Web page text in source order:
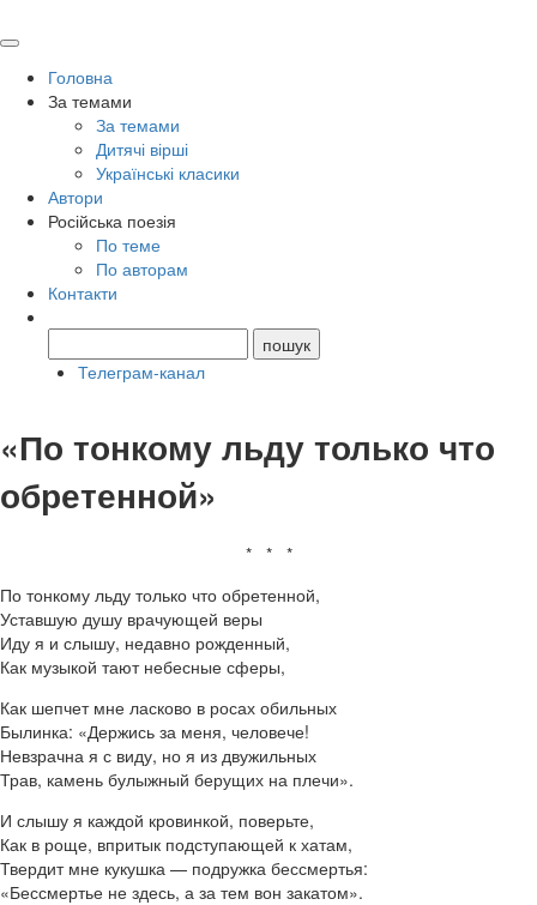
Головна
За темами
За темами
Дитячі вірші
Українські класики
Автори
Російська поезія
По теме
По авторам
Контакти
Телеграм-канал
«По тонкому льду только что
обретенной»
* * *
По тонкому льду только что обретенной,
Уставшую душу врачующей веры
Иду я и слышу, недавно рожденный,
Как музыкой тают небесные сферы,
Как шепчет мне ласково в росах обильных
Былинка: «Держись за меня, человече!
Невзрачна я с виду, но я из двужильных
Трав, камень булыжный берущих на плечи».
И слышу я каждой кровинкой, поверьте,
Как в роще, впритык подступающей к хатам,
Твердит мне кукушка — подружка бессмертья:
«Бессмертье не здесь, а за тем вон закатом».